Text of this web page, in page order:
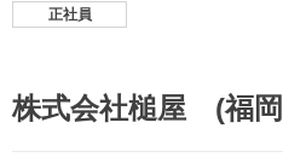
探す
【4年生】
【4年
正社員
株式会社槌屋 (福